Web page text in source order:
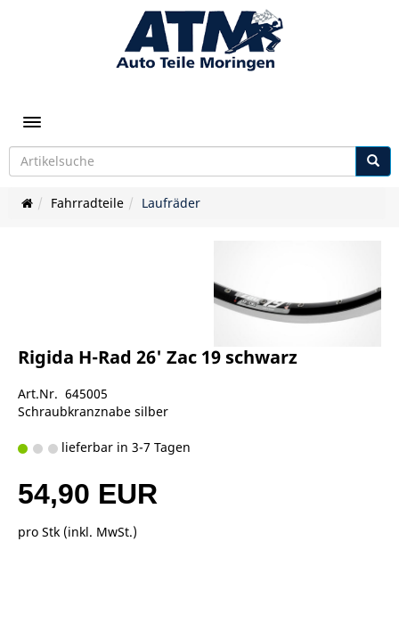
Toggle navigation
Fahrradteile Laufräder
Rigida H-Rad 26' Zac 19 schwarz
Art.Nr. 645005
Schraubkranznabe silber
lieferbar in 3-7 Tagen
54,90 EUR
pro Stk (inkl. MwSt.)